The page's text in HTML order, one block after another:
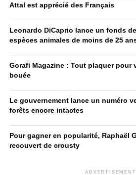
Attal est apprécié des Français
Leonardo DiCaprio lance un fonds
espèces animales de moins de 25
Gorafi Magazine : Tout plaquer pour
bouée
Le gouvernement lance un numéro
forêts encore intactes
Pour gagner en popularité, Raphaël
recouvert de crousty
ADVERTISEMENT